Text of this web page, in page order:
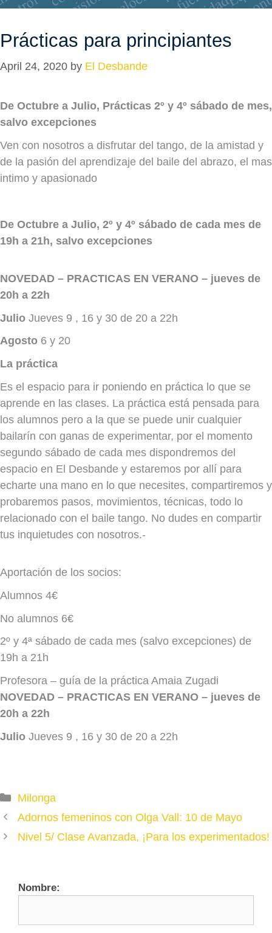
Prácticas para principiantes
April 24, 2020 by El Desbande
De Octubre a Julio, Prácticas 2º y 4º sábado de mes,
salvo excepciones
Ven con nosotros a disfrutar del tango, de la amistad y
de la pasión del aprendizaje del baile del abrazo, el mas
intimo y apasionado
De Octubre a Julio, 2º y 4º sábado de cada mes de
19h a 21h, salvo excepciones
NOVEDAD – PRACTICAS EN VERANO – jueves de
20h a 22h
Julio Jueves 9 , 16 y 30 de 20 a 22h
Agosto 6 y 20
La práctica
Es el espacio para ir poniendo en práctica lo que se
aprende en las clases. La práctica está pensada para
los alumnos pero a la que se puede unir cualquier
bailarín con ganas de experimentar, por el momento
segundo sábado de cada mes dispondremos del
espacio en El Desbande y estaremos por allí para
echarte una mano en lo que necesites, compartiremos y
probaremos pasos, movimientos, técnicas, todo lo
relacionado con el baile tango. No dudes en compartir
tus inquietudes con nosotros.-
Aportación de los socios:
Alumnos 4€
No alumnos 6€
2º y 4ª sábado de cada mes (salvo excepciones) de
19h a 21h
Profesora – guía de la práctica Amaia Zugadi
NOVEDAD – PRACTICAS EN VERANO – jueves de
20h a 22h
Julio Jueves 9 , 16 y 30 de 20 a 22h
Categories
Milonga
Adornos femeninos con Olga Vall: 10 de Mayo
Nivel 5/ Clase Avanzada, ¡Para los experimentados!
Nombre: